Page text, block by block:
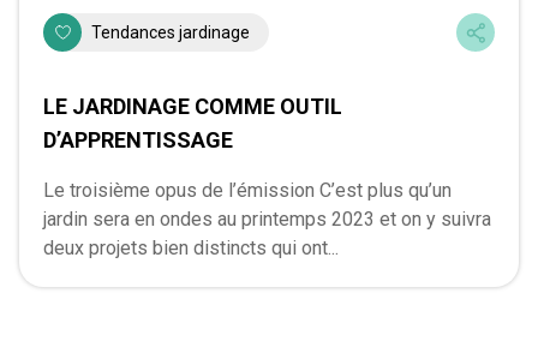
Tendances jardinage
LE JARDINAGE COMME OUTIL
D’APPRENTISSAGE
Le troisième opus de l’émission C’est plus qu’un
jardin sera en ondes au printemps 2023 et on y suivra
deux projets bien distincts qui ont...